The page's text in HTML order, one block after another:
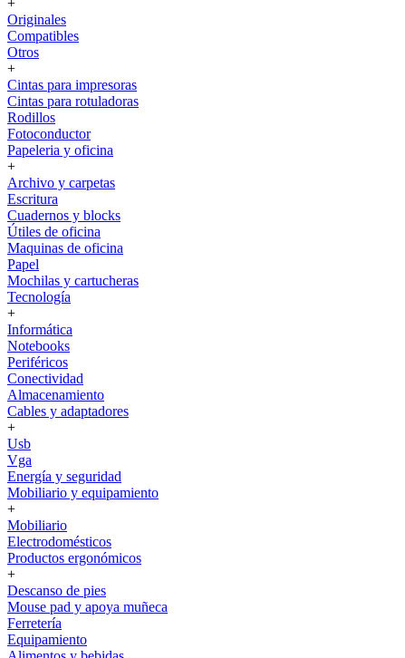
+
Originales
Compatibles
Otros
+
Cintas para impresoras
Cintas para rotuladoras
Rodillos
Fotoconductor
Papeleria y oficina
+
Archivo y carpetas
Escritura
Cuadernos y blocks
Útiles de oficina
Maquinas de oficina
Papel
Mochilas y cartucheras
Tecnología
+
Informática
Notebooks
Periféricos
Conectividad
Almacenamiento
Cables y adaptadores
+
Usb
Vga
Energía y seguridad
Mobiliario y equipamiento
+
Mobiliario
Electrodomésticos
Productos ergonómicos
+
Descanso de pies
Mouse pad y apoya muñeca
Ferretería
Equipamiento